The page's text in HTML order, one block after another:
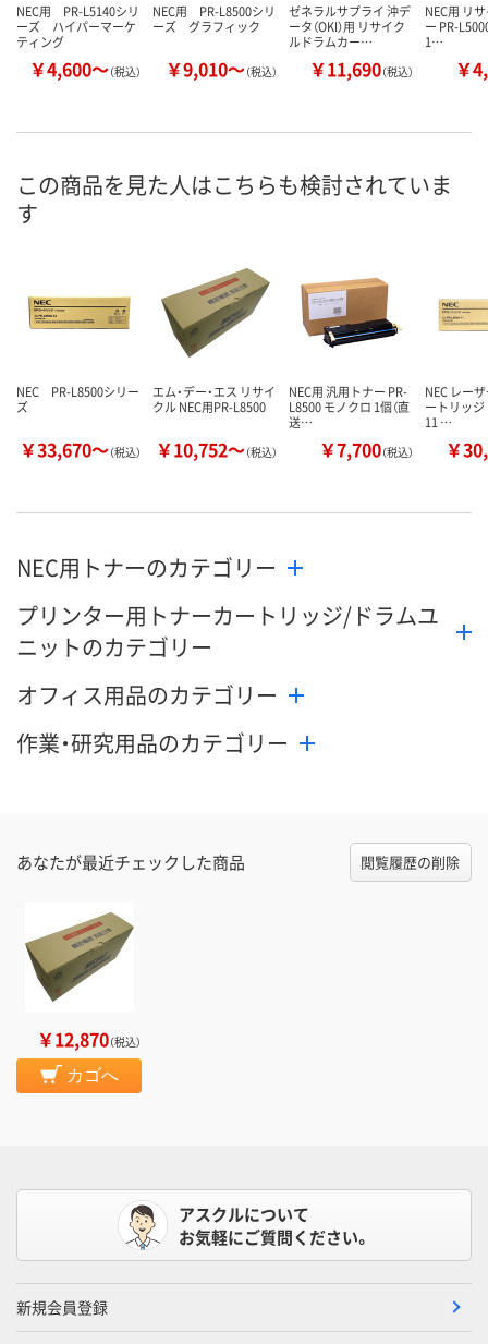
NEC用 PR-L5140シリ
ーズ ハイパーマーケ
ティング
￥4,600～（税込）
NEC用 PR-L8500シリ
ーズ グラフィック
￥9,010～（税込）
ゼネラルサプライ 沖デ
ータ（OKI）用 リサイク
ルドラムカー…
￥11,690（税込）
NEC用 リ
ー PR-
1…
￥
この商品を見た人はこちらも検討されていま
す
NEC PR-L8500シリー
ズ
￥33,670～（税込）
エム・デー・エス リサイ
クル NEC用PR-L8500
￥10,752～（税込）
NEC用 汎用トナー PR-
L8500 モノクロ 1個（直
送…
￥7,700（税込）
NEC レー
ートリッジ
11 …
￥
NEC用トナーのカテゴリー
プリンター用トナーカートリッジ/ドラムユ
ニットのカテゴリー
オフィス用品のカテゴリー
作業・研究用品のカテゴリー
あなたが最近チェックした商品 閲覧履歴の削除
￥12,870（税込）
カゴへ
アスクルについて
お気軽にご質問ください。
新規会員登録